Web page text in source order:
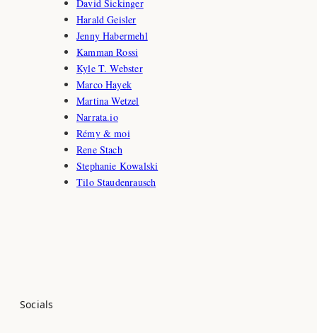
David Sickinger
Harald Geisler
Jenny Habermehl
Kamman Rossi
Kyle T. Webster
Marco Hayek
Martina Wetzel
Narrata.io
Rémy & moi
Rene Stach
Stephanie Kowalski
Tilo Staudenrausch
Socials